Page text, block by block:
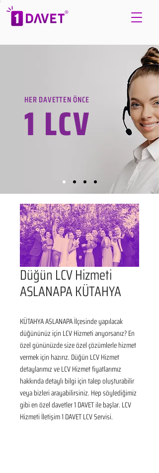
HER DAVETTEN ÖNCE
1 LCV
Düğün LCV Hizmeti
ASLANAPA KÜTAHYA
KÜTAHYA ASLANAPA İlçesinde yapılacak
düğününüz için LCV Hizmeti arıyorsanız? En
özel gününüzde size özel çözümlerle hizmet
vermek için hazırız. Düğün LCV Hizmet
detaylarımız ve LCV Hizmet fiyatlarımız
hakkında detaylı bilgi için talep oluşturabilir
veya bizleri arayabilirsiniz. Hep söylediğimiz
gibi en özel davetler 1 DAVET ile başlar. LCV
Hizmeti İletişim 1 DAVET LCV Servisi.